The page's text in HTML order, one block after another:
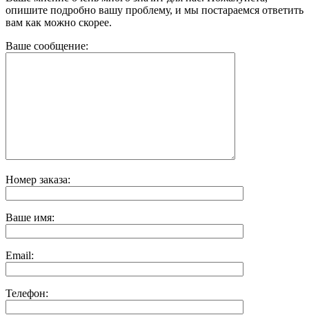
опишите подробно вашу проблему, и мы постараемся ответить
вам как можно скорее.
Ваше сообщение:
Номер заказа:
Ваше имя:
Email:
Телефон: